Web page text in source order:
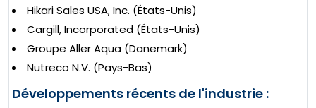
Hikari Sales USA, Inc. (États-Unis)
Cargill, Incorporated (États-Unis)
Groupe Aller Aqua (Danemark)
Nutreco N.V. (Pays-Bas)
Développements récents de l'industrie :